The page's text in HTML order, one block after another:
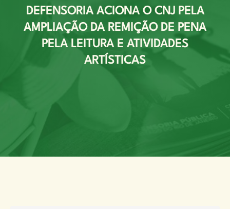
DEFENSORIA ACIONA O CNJ PELA
AMPLIAÇÃO DA REMIÇÃO DE PENA
PELA LEITURA E ATIVIDADES
ARTÍSTICAS